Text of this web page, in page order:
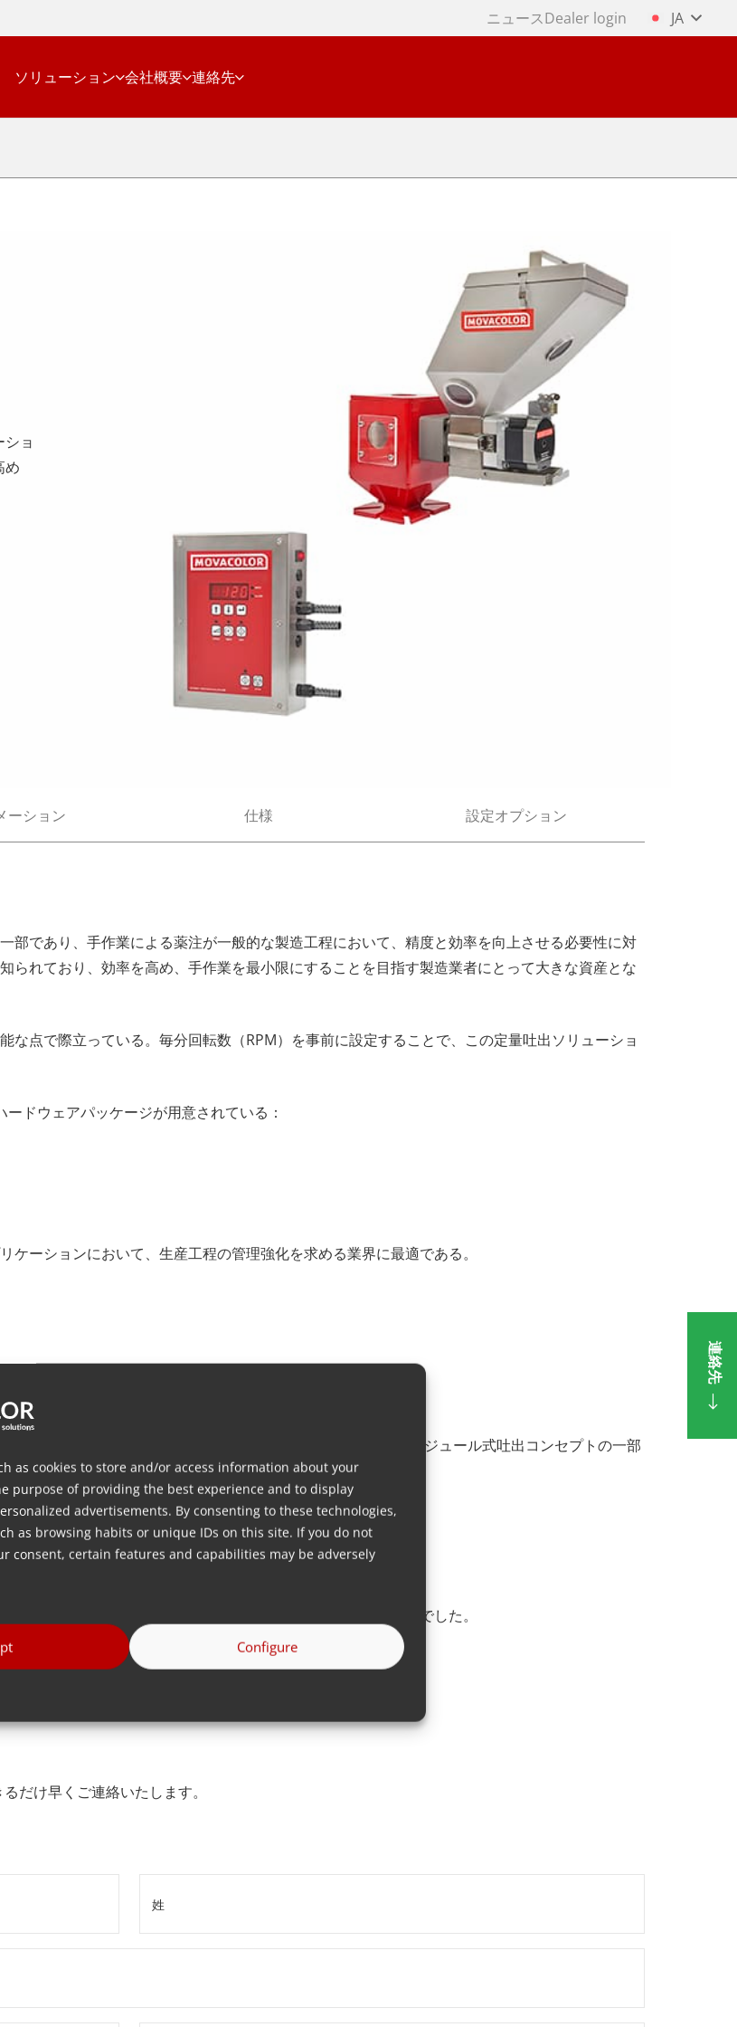
as cookies to store and/or access information about your
purpose of providing the best experience and to display
advertisements. By consenting to these technologies,
as browsing habits or unique IDs on this site. If you do not
consent, certain features and capabilities may be adversely
Configure
ニュースDealer login JA
ソリューション 会社概要 連絡先
ョ
め
ーション 仕様 設定オプション
部であり、手作業による薬注が一般的な製造工程において、精度と効率を向上させる必要性に対
られており、効率を高め、手作業を最小限にすることを目指す製造業者にとって大きな資産とな
な点で際立っている。毎分回転数（RPM）を事前に設定することで、この定量吐出ソリューショ
ドウェアパッケージが用意されている：
ーションにおいて、生産工程の管理強化を求める業界に最適である。
当社の製品スペシャリストにお問い合わせいただき、当社のモジュール式吐出コンセプトの一部
どのようにカスタマイズできるかをご確認ください。
画像
見つかりませんでした。
だけ早くご連絡いたします。
連絡先